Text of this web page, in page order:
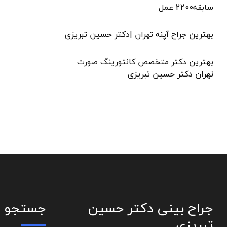
سابقه2200 عمل
بهترین جراح آپنه تهران |دکتر حسین تبریزی
بهترین دکتر متخصص کانتورینگ صورت
تهران دکتر حسین تبریزی
جراح بینی دکتر حسین جستجو